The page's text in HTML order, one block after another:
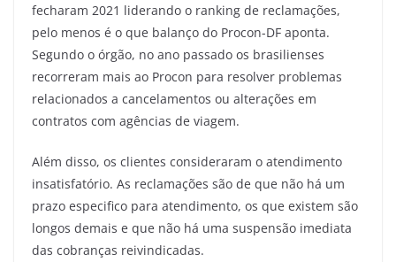
fecharam 2021 liderando o ranking de reclamações,
pelo menos é o que balanço do Procon-DF aponta.
Segundo o órgão, no ano passado os brasilienses
recorreram mais ao Procon para resolver problemas
relacionados a cancelamentos ou alterações em
contratos com agências de viagem.
Além disso, os clientes consideraram o atendimento
insatisfatório. As reclamações são de que não há um
prazo especifico para atendimento, os que existem são
longos demais e que não há uma suspensão imediata
das cobranças reivindicadas.